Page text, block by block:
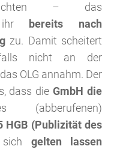
richten – das
bereits nach
zu. Damit scheitert
nicht an der
OLG annahm. Der
dass dieGmbH die
HGB (Publizität des
gelten lassen